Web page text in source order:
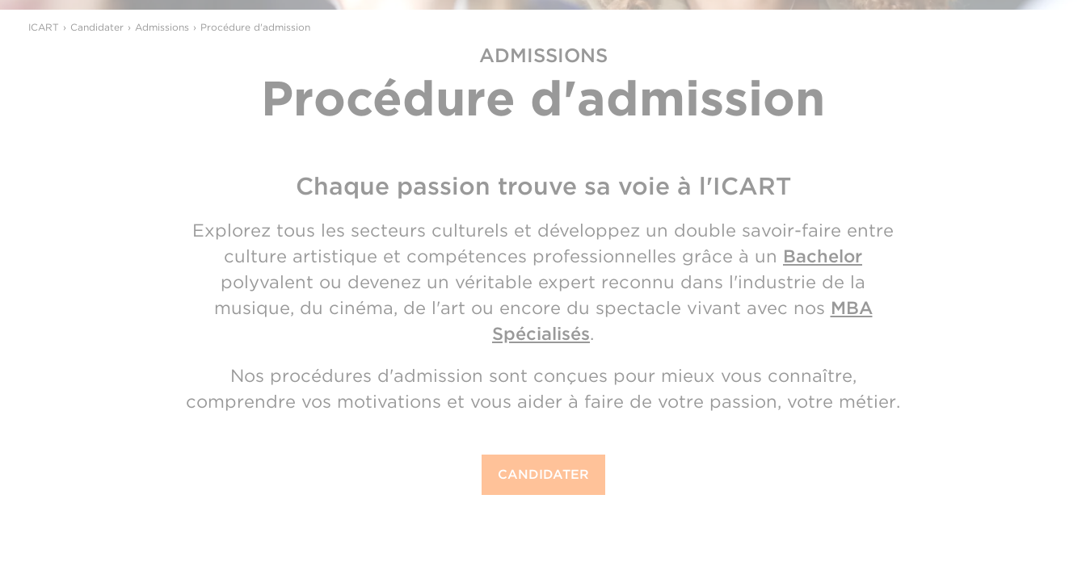
ICART Candidater Admissions Procédure d'admission
ADMISSIONS
Procédure d'admission
Chaque passion trouve sa voie à l'ICART
Explorez tous les secteurs culturels et développez un double savoir-faire entre
culture artistique et compétences professionnelles grâce à un Bachelor
polyvalent ou devenez un véritable expert reconnu dans l'industrie de la
musique, du cinéma, de l'art ou encore du spectacle vivant avec nos MBA
Spécialisés.
Nos procédures d'admission sont conçues pour mieux vous connaître,
comprendre vos motivations et vous aider à faire de votre passion, votre métier.
CANDIDATER